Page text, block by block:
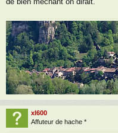
xl600
Affuteur de hache *